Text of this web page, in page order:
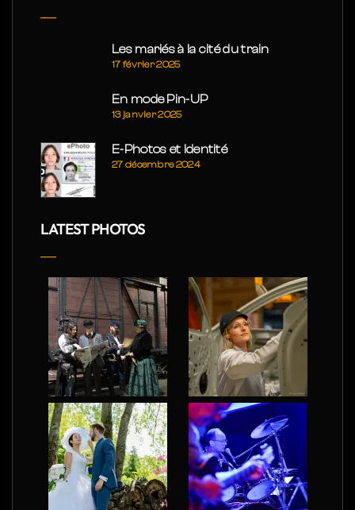
Les mariés à la cité du train
17 février 2025
En mode Pin-UP
13 janvier 2025
E-Photos et Identité
27 décembre 2024
LATEST PHOTOS